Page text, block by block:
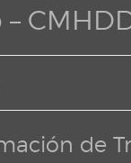
de